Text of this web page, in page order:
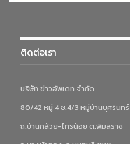
ติดต่อเรา
บริษัท ข่าวอัพเดท จำกัด
80/42 หมู่ 4 ซ.4/3 หมู่บ้านบุศรินทร์
ถ.บ้านกล้วย-ไทรน้อย ต.พิมลราช